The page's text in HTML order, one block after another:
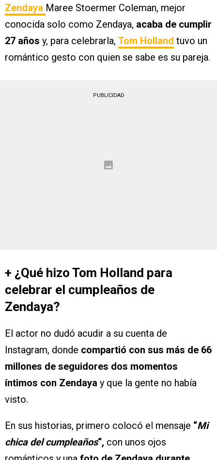
Zendaya Maree Stoermer Coleman, mejor
conocida solo como Zendaya, acaba de cumplir
27 años y, para celebrarla, Tom Holland tuvo un
romántico gesto con quien se sabe es su pareja.
PUBLICIDAD
+ ¿Qué hizo Tom Holland para
celebrar el cumpleaños de
Zendaya?
El actor no dudó acudir a su cuenta de
Instagram, donde compartió con sus más de 66
millones de seguidores dos momentos
íntimos con Zendaya y que la gente no había
visto.
En sus historias, primero colocó el mensaje “Mi
chica del cumpleaños“, con unos ojos